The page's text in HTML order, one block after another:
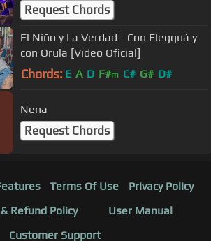
Piragua | 2019
Request Chords
El Niño y La Verdad - Con Elegguá y
con Orula [Video Oficial]
Chords: E A D F#m C# G# D#
Nena
Request Chords
Terms Of Use
Privacy Policy
Refund Policy
User Manual
Customer Support